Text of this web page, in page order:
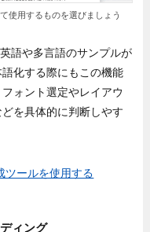
使用するものを選びましょう
語や多言語のサンプルが
化する際にもこの機能
ォント選定やレイアウ
を具体的に判断しやす
ツールを使用する
ィング